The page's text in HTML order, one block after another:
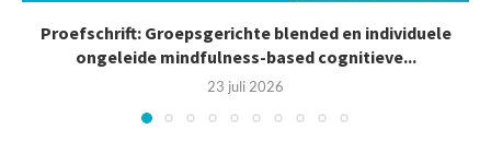
Proefschrift: Groepsgerichte blended en individuele
ongeleide mindfulness-based cognitieve...
23 juli 2026